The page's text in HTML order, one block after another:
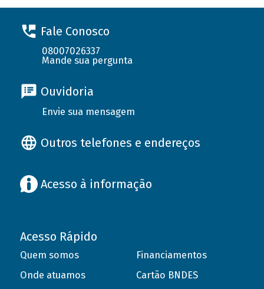
Fale Conosco
08007026337
Mande sua pergunta
Ouvidoria
Envie sua mensagem
Outros telefones e endereços
Acesso à informação
Acesso Rápido
Quem somos
Onde atuamos
Financiamentos
Cartão BNDES